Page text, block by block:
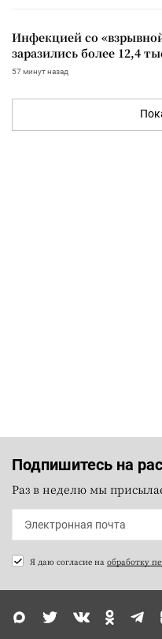
Инфекцией со
заразились более 12,4
57 минут назад
Подпишитесь на
Раз в неделю мы
Я даю согласие на обработку